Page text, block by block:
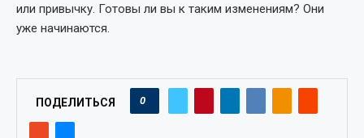
или привычку. Готовы ли вы к таким изменениям? Они
уже начинаются.
ПОДЕЛИТЬСЯ 0